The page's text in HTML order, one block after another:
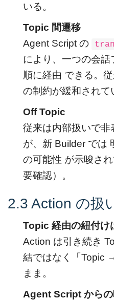
いる。
Topic 間遷移
Agent Script の
により、一つの会話
順に経由 できる。
の制約が緩和されて
Off Topic
従来は内部扱いで非
が、新 Builder では
の可能性 が示唆さ
要確認）。
2.3 Action の扱
Topic 経由の紐付け
Action は引き続き
結ではなく「Topic
まま。
Agent Script からの